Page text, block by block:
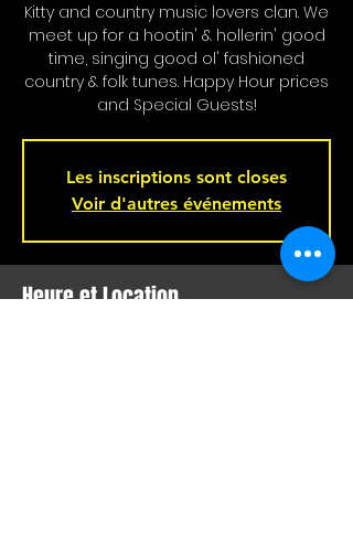
Kitty and country music lovers clan. We
meet up for a hootin' & hollerin' good
time, singing good ol' fashioned
country & folk tunes. Happy Hour prices
and Special Guests!
Les inscriptions sont closes
Voir d'autres événements
Heure et Location